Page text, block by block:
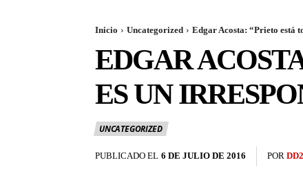
Inicio Uncategorized Edgar Acosta: “Prieto está
EDGAR
ES UN
UNCATEGORIZED
PUBLICADO EL 6 DE JULIO DE 2016 POR